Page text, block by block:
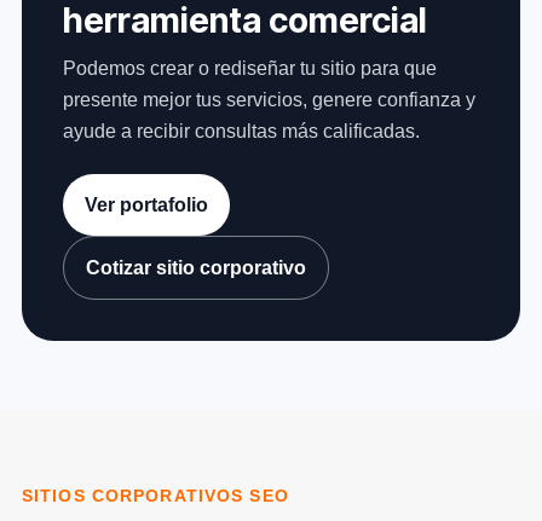
herramienta comercial
Podemos crear o rediseñar tu sitio para que
presente mejor tus servicios, genere confianza y
ayude a recibir consultas más calificadas.
Ver portafolio
Cotizar sitio corporativo
SITIOS CORPORATIVOS SEO